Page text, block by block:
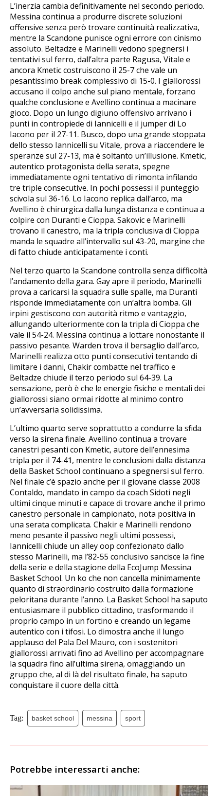
L’inerzia cambia definitivamente nel secondo periodo.
Messina continua a produrre discrete soluzioni
offensive senza però trovare continuità realizzativa,
mentre la Scandone punisce ogni errore con cinismo
assoluto. Beltadze e Marinelli vedono spegnersi i
tentativi sul ferro, dall’altra parte Ragusa, Vitale e
ancora Kmetic costruiscono il 25-7 che vale un
pesantissimo break complessivo di 15-0. I giallorossi
accusano il colpo anche sul piano mentale, forzano
qualche conclusione e Avellino continua a macinare
gioco. Dopo un lungo digiuno offensivo arrivano i
punti in contropiede di Iannicelli e il jumper di Lo
Iacono per il 27-11. Busco, dopo una grande stoppata
dello stesso Iannicelli su Vitale, prova a riaccendere le
speranze sul 27-13, ma è soltanto un’illusione. Kmetic,
autentico protagonista della serata, spegne
immediatamente ogni tentativo di rimonta infilando
tre triple consecutive. In pochi possessi il punteggio
scivola sul 36-16. Lo Iacono replica dall’arco, ma
Avellino è chirurgica dalla lunga distanza e continua a
colpire con Duranti e Cioppa. Sakovic e Marinelli
trovano il canestro, ma la tripla conclusiva di Cioppa
manda le squadre all’intervallo sul 43-20, margine che
di fatto chiude anticipatamente i conti.
Nel terzo quarto la Scandone controlla senza difficoltà
l’andamento della gara. Gay apre il periodo, Marinelli
prova a caricarsi la squadra sulle spalle, ma Duranti
risponde immediatamente con un’altra bomba. Gli
irpini gestiscono con autorità ritmo e vantaggio,
allungando ulteriormente con la tripla di Cioppa che
vale il 54-24. Messina continua a lottare nonostante il
passivo pesante. Warden trova il bersaglio dall’arco,
Marinelli realizza otto punti consecutivi tentando di
limitare i danni, Chakir combatte nel traffico e
Beltadze chiude il terzo periodo sul 64-39. La
sensazione, però è che le energie fisiche e mentali dei
giallorossi siano ormai ridotte al minimo contro
un’avversaria solidissima.
L’ultimo quarto serve soprattutto a condurre la sfida
verso la sirena finale. Avellino continua a trovare
canestri pesanti con Kmetic, autore dell’ennesima
tripla per il 74-41, mentre le conclusioni dalla distanza
della Basket School continuano a spegnersi sul ferro.
Nel finale c’è spazio anche per il giovane classe 2008
Contaldo, mandato in campo da coach Sidoti negli
ultimi cinque minuti e capace di trovare anche il primo
canestro personale in campionato, nota positiva in
una serata complicata. Chakir e Marinelli rendono
meno pesante il passivo negli ultimi possessi,
Iannicelli chiude un alley oop confezionato dallo
stesso Marinelli, ma l’82-55 conclusivo sancisce la fine
della serie e della stagione della EcoJump Messina
Basket School. Un ko che non cancella minimamente
quanto di straordinario costruito dalla formazione
peloritana durante l’anno. La Basket School ha saputo
entusiasmare il pubblico cittadino, trasformando il
proprio campo in un fortino e creando un legame
autentico con i tifosi. Lo dimostra anche il lungo
applauso del Pala Del Mauro, con i sostenitori
giallorossi arrivati fino ad Avellino per accompagnare
la squadra fino all’ultima sirena, omaggiando un
gruppo che, al di là del risultato finale, ha saputo
conquistare il cuore della città.
Tag: basket school messina sport
Potrebbe interessarti anche: